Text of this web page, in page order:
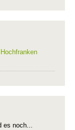
es noch...